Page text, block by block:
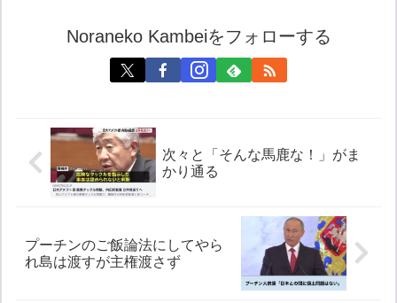
Noraneko Kambeiをフォローする
次々と「そんな馬鹿な！」がま
かり通る
プーチンのご飯論法にしてやら
れ島は渡すが主権渡さず